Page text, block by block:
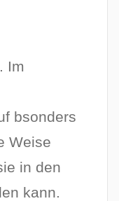
Im
bsonders
Weise
in den
kann.